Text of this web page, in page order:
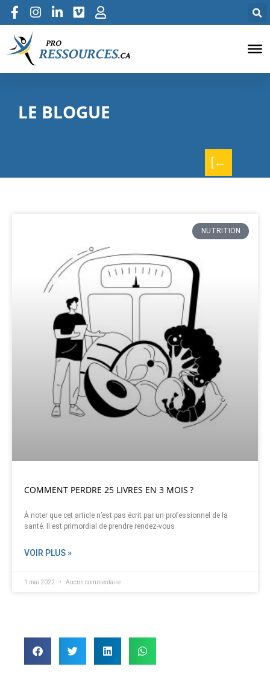
LE BLOGUE
[←
NUTRITION
COMMENT PERDRE 25 LIVRES EN 3 MOIS ?
À noter que cet article n’est pas écrit par un professionnel de la
santé. Il est primordial de prendre rendez-vous
VOIR PLUS »
1 mai 2022 Aucun commentaire